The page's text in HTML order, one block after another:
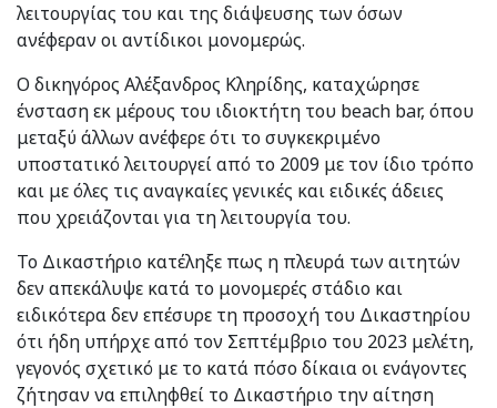
λειτουργίας του και της διάψευσης των όσων
ανέφεραν οι αντίδικοι μονομερώς.
Ο δικηγόρος Αλέξανδρος Κληρίδης, καταχώρησε
ένσταση εκ μέρους του ιδιοκτήτη του beach bar, όπου
μεταξύ άλλων ανέφερε ότι το συγκεκριμένο
υποστατικό λειτουργεί από το 2009 με τον ίδιο τρόπο
και με όλες τις αναγκαίες γενικές και ειδικές άδειες
που χρειάζονται για τη λειτουργία του.
Το Δικαστήριο κατέληξε πως η πλευρά των αιτητών
δεν απεκάλυψε κατά το μονομερές στάδιο και
ειδικότερα δεν επέσυρε τη προσοχή του Δικαστηρίου
ότι ήδη υπήρχε από τον Σεπτέμβριο του 2023 μελέτη,
γεγονός σχετικό με το κατά πόσο δίκαια οι ενάγοντες
ζήτησαν να επιληφθεί το Δικαστήριο την αίτηση